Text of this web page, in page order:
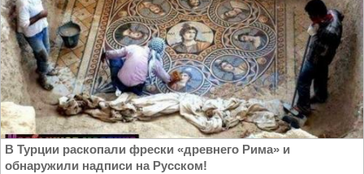
В Турции раскопали фрески «древнего Рима» и
обнаружили надписи на Русском!